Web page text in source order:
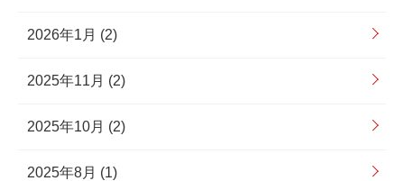
2026年1月 (2)
2025年11月 (2)
2025年10月 (2)
2025年8月 (1)